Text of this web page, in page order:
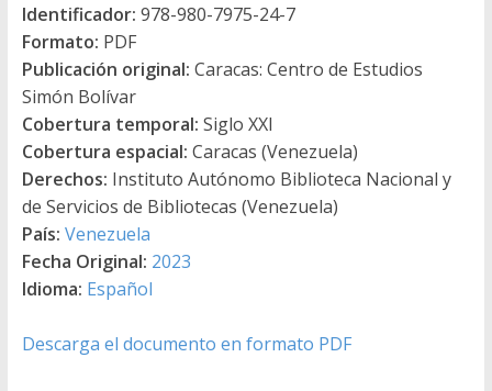
Identificador: 978-980-7975-24-7
Formato: PDF
Publicación original: Caracas: Centro de Estudios
Simón Bolívar
Cobertura temporal: Siglo XXI
Cobertura espacial: Caracas (Venezuela)
Derechos: Instituto Autónomo Biblioteca Nacional y
de Servicios de Bibliotecas (Venezuela)
País: Venezuela
Fecha Original: 2023
Idioma: Español
Descarga el documento en formato PDF